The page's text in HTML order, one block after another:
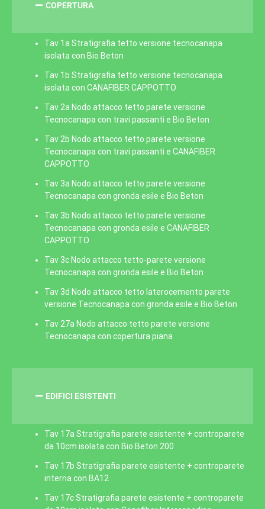
COPERTURA
Tav 1a Stratigrafia tetto versione tecnocanapa
isolata con Bio Beton
Tav 1b Stratigrafia tetto versione tecnocanapa
isolata con CANAFIBER CAPPOTTO
Tav 2a Nodo attacco tetto parete versione
Tecnocanapa con travi passanti e Bio Beton
Tav 2b Nodo attacco tetto parete versione
Tecnocanapa con travi passanti e CANAFIBER
CAPPOTTO
Tav 3a Nodo attacco tetto parete versione
Tecnocanapa con gronda esile e Bio Beton
Tav 3b Nodo attacco tetto parete versione
Tecnocanapa con gronda esile e CANAFIBER
CAPPOTTO
Tav 3c Nodo attacco tetto-parete versione
Tecnocanapa con gronda esile e Bio Beton
Tav 3d Nodo attacco tetto laterocemento parete
versione Tecnocanapa con gronda esile e Bio Beton
Tav 27a Nodo attacco tetto parete versione
Tecnocanapa con copertura piana
EDIFICI ESISTENTI
Tav 17a Stratigrafia parete esistente + controparete
da 10cm isolata con Bio Beton 200
Tav 17b Stratigrafia parete esistente + controparete
interna con BA12
Tav 17c Stratigrafia parete esistente + controparete